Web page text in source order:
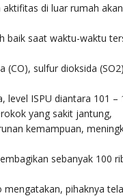
di luar rumah
baik saat waktu-waktu
sulfur dioksida
level ISPU diantara 101
yang sakit jantung,
kemampuan,
sebanyak 100
pihaknya